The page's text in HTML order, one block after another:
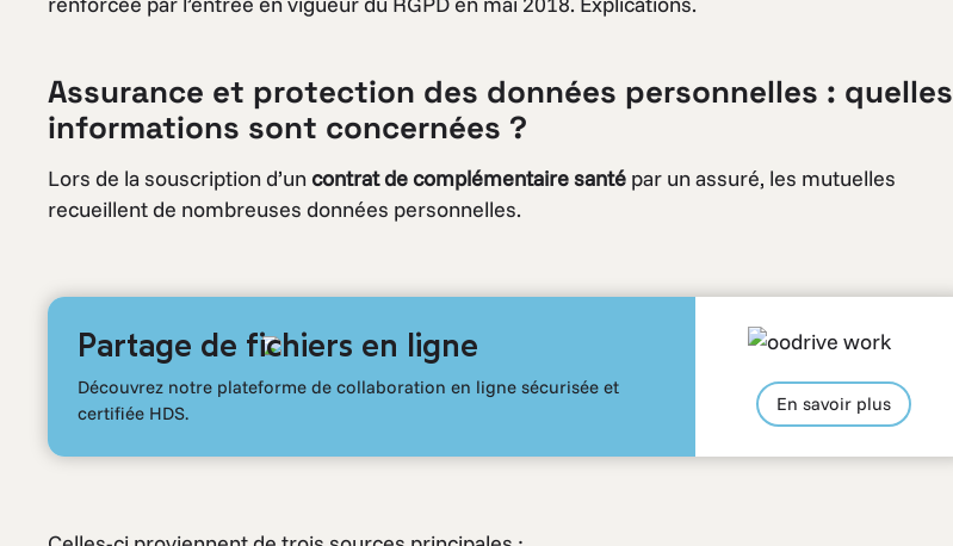
Assurance et protection des données personnelles : quelles
informations sont concernées ?
Lors de la souscription d’un contrat de complémentaire santé par un assuré, les mutuelles
recueillent de nombreuses données personnelles.
Partage de fichiers en ligne
Découvrez notre plateforme de collaboration en ligne sécurisée et
certifiée HDS.
En savoir plus